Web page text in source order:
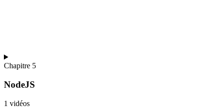
Chapitre 5
NodeJS
1 vidéos